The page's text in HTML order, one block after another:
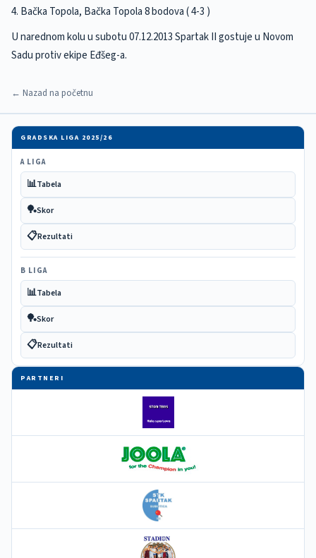
4. Bačka Topola, Bačka Topola 8 bodova ( 4-3 )
U narednom kolu u subotu 07.12.2013 Spartak II gostuje u Novom
Sadu protiv ekipe Eđšeg-a.
← Nazad na početnu
GRADSKA LIGA 2025/26
A LIGA
📊Tabela
🏓Skor
📋Rezultati
B LIGA
📊Tabela
🏓Skor
📋Rezultati
PARTNERI